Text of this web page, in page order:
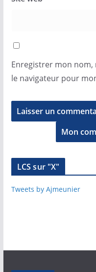
Enregistrer mon nom,
le navigateur pour
Mon
LCS sur "X"
Tweets by Ajmeunier